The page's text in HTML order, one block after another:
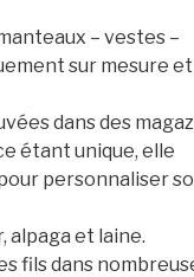
– vestes –
sur mesure
dans des
étant unique, elle
personnaliser
alpaga et laine.
fils dans